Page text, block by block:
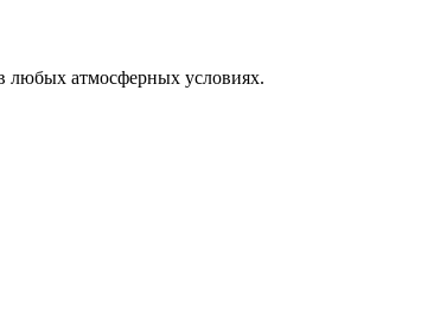
любых атмосферных условиях.